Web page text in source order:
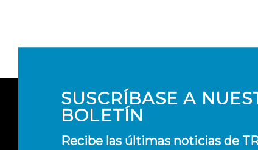
SUSCRÍBASE A
BOLETÍN
Recibe las últimas noticias de